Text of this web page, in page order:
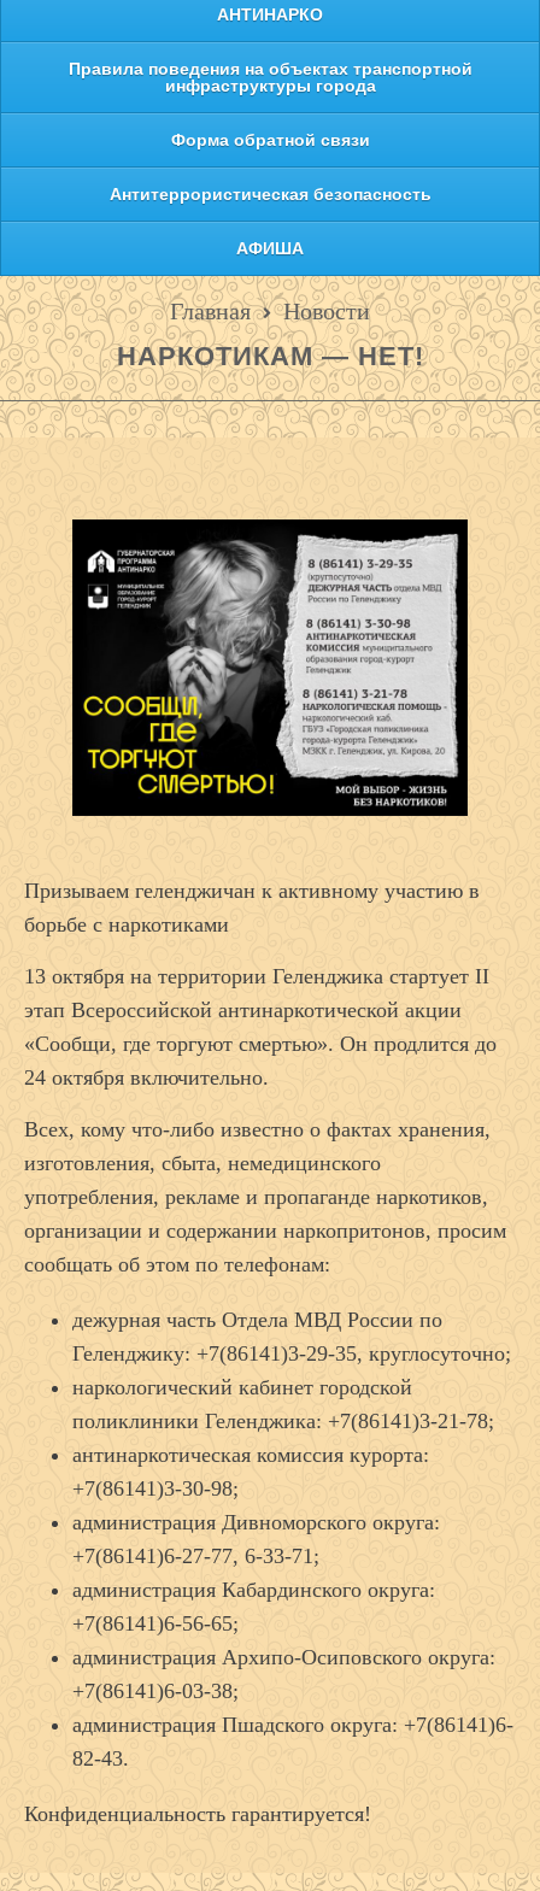
АНТИНАРКО
Правила поведения на объектах транспортной
инфраструктуры города
Форма обратной связи
Антитеррористическая безопасность
АФИША
Главная Новости
НАРКОТИКАМ — НЕТ!
Призываем геленджичан к активному участию в
борьбе с наркотиками
13 октября на территории Геленджика стартует II
этап Всероссийской антинаркотической акции
«Сообщи, где торгуют смертью». Он продлится до
24 октября включительно.
Всех, кому что-либо известно о фактах хранения,
изготовления, сбыта, немедицинского
употребления, рекламе и пропаганде наркотиков,
организации и содержании наркопритонов, просим
сообщать об этом по телефонам:
дежурная часть Отдела МВД России по
Геленджику: +7(86141)3-29-35, круглосуточно;
наркологический кабинет городской
поликлиники Геленджика: +7(86141)3-21-78;
антинаркотическая комиссия курорта:
+7(86141)3-30-98;
администрация Дивноморского округа:
+7(86141)6-27-77, 6-33-71;
администрация Кабардинского округа:
+7(86141)6-56-65;
администрация Архипо-Осиповского округа:
+7(86141)6-03-38;
администрация Пшадского округа: +7(86141)6-
82-43.
Конфиденциальность гарантируется!